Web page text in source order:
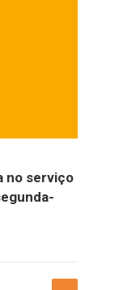
no serviço